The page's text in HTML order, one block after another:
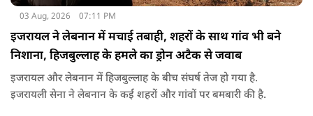
03 Aug, 2026 07:11 PM
इजरायल ने लेबनान में मचाई तबाही, शहरों के साथ गांव भी बने
निशाना, हिजबुल्लाह के हमले का ड्रोन अटैक से जवाब
इजरायल और लेबनान में हिजबुल्लाह के बीच संघर्ष तेज हो गया है.
इजरायली सेना ने लेबनान के कई शहरों और गांवों पर बमबारी की है.